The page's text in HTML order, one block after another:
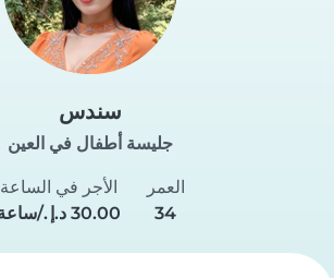
سندس
جليسة أطفال في العين
العمر
34
الأجر في الساعة